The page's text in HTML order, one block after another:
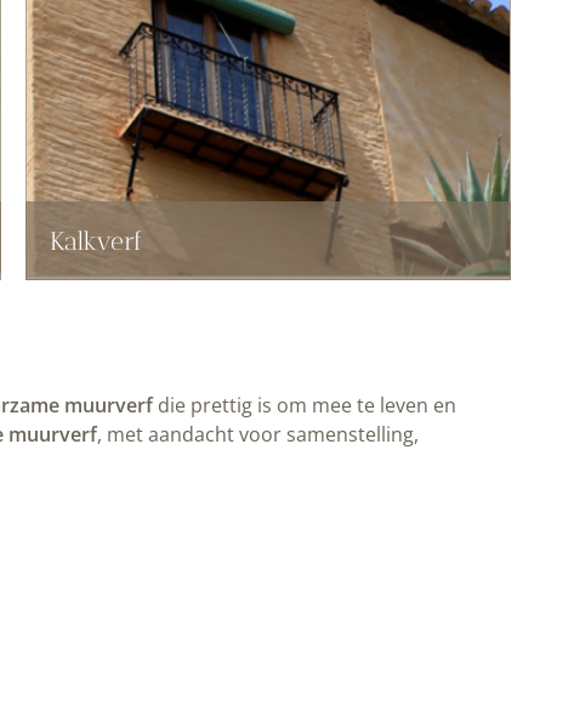
Kalkverf
muurverfdie prettig is om mee te leven en
muurverf, met aandacht voor samenstelling,